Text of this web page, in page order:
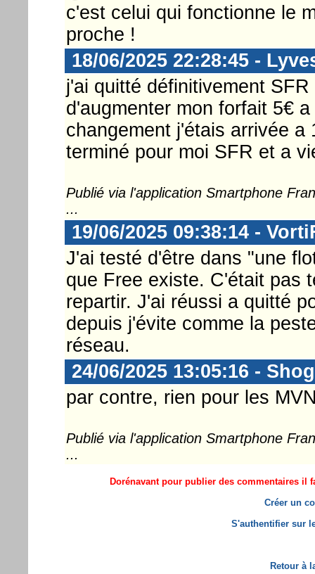
c'est celui qui fonctionne le
proche !
18/06/2025 22:28:45 -
j'ai quitté définitivement
d'augmenter mon forfait 5€
changement j'étais arrivée
terminé pour moi SFR et a
Publié via l'application Smartphone
...
19/06/2025 09:38:14 -
J'ai testé d'être dans "une
que Free existe. C'était pas
repartir. J'ai réussi a quitté
depuis j'évite comme la
réseau.
24/06/2025 13:05:16 -
par contre, rien pour les
Publié via l'application Smartphone
...
Dorénavant pour publier des commentaires il
Créer un
S'authentifier sur
Retour à